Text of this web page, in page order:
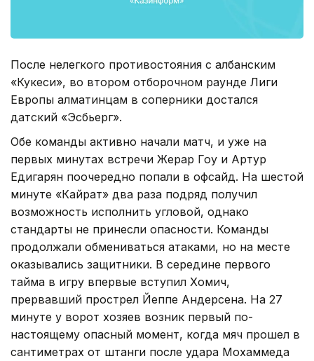
После нелегкого противостояния с албанским
«Кукеси», во втором отборочном раунде Лиги
Европы алматинцам в соперники достался
датский «Эсбьерг».
Обе команды активно начали матч, и уже на
первых минутах встречи Жерар Гоу и Артур
Едигарян поочередно попали в офсайд. На шестой
минуте «Кайрат» два раза подряд получил
возможность исполнить угловой, однако
стандарты не принесли опасности. Команды
продолжали обмениваться атаками, но на месте
оказывались защитники. В середине первого
тайма в игру впервые вступил Хомич,
прервавший прострел Йеппе Андерсена. На 27
минуте у ворот хозяев возник первый по-
настоящему опасный момент, когда мяч прошел в
сантиметрах от штанги после удара Мохаммеда